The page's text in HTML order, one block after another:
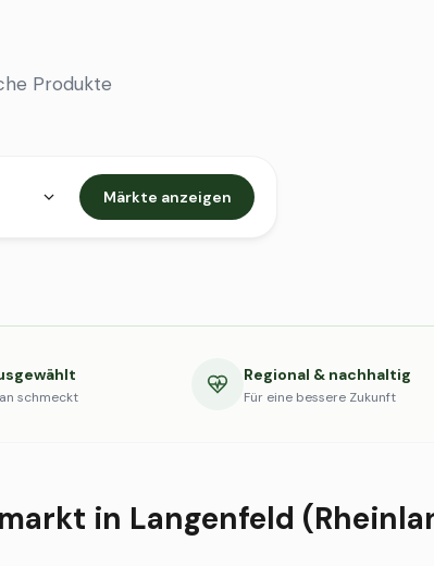
Produkte
Märkte anzeigen
schmeckt
Regional & nachhaltig
Für eine bessere Zukunft
in Langenfeld